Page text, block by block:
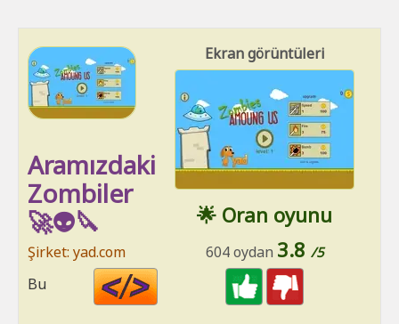
Ekran görüntüleri
🌟 Oran oyunu
604 oydan 3.8 /5
Aramızdaki
Zombiler
🚀👽🔪
Şirket: yad.com
HTML
Bu